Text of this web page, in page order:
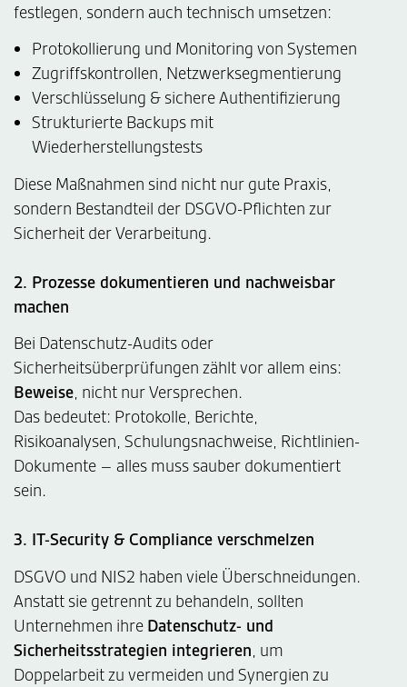
festlegen, sondern auch technisch umsetzen:
Protokollierung und Monitoring von Systemen
Zugriffskontrollen, Netzwerksegmentierung
Verschlüsselung & sichere Authentifizierung
Strukturierte Backups mit
Wiederherstellungstests
Diese Maßnahmen sind nicht nur gute Praxis,
sondern Bestandteil der DSGVO-Pflichten zur
Sicherheit der Verarbeitung.
2. Prozesse dokumentieren und nachweisbar
machen
Bei Datenschutz-Audits oder
Sicherheitsüberprüfungen zählt vor allem eins:
Beweise, nicht nur Versprechen.
Das bedeutet: Protokolle, Berichte,
Risikoanalysen, Schulungsnachweise, Richtlinien-
Dokumente – alles muss sauber dokumentiert
sein.
3. IT-Security & Compliance verschmelzen
DSGVO und NIS2 haben viele Überschneidungen.
Anstatt sie getrennt zu behandeln, sollten
Unternehmen ihre Datenschutz- und
Sicherheitsstrategien integrieren, um
Doppelarbeit zu vermeiden und Synergien zu